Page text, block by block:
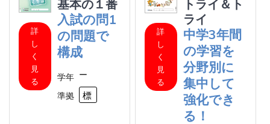
詳
し
く
見
る
基本の１番
入試の問1
の問題で
構成
学年 ー
準拠
標準
詳
し
く
見
る
トライ＆ト
ライ
中学3年間
の学習を
分野別に
集中して
強化でき
る！